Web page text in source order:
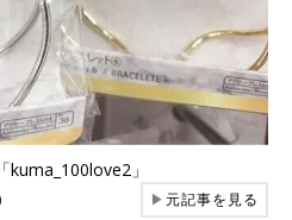
」
▶元記事を見る